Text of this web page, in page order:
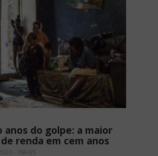
anos do golpe: a maior
renda em cem anos
- 09H35